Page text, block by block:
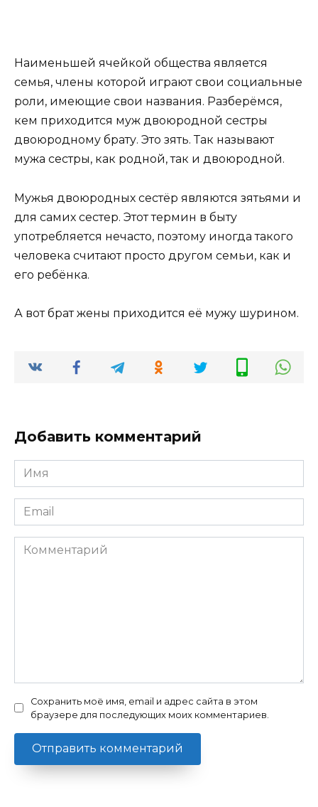
Наименьшей ячейкой общества является
семья, члены которой играют свои социальные
роли, имеющие свои названия. Разберёмся,
кем приходится муж двоюродной сестры
двоюродному брату. Это зять. Так называют
мужа сестры, как родной, так и двоюродной.
Мужья двоюродных сестёр являются зятьями и
для самих сестер. Этот термин в быту
употребляется нечасто, поэтому иногда такого
человека считают просто другом семьи, как и
его ребёнка.
А вот брат жены приходится её мужу шурином.
Добавить комментарий
Имя
*
Email
*
Комментарий
Сохранить моё имя, email и адрес сайта в этом
браузере для последующих моих комментариев.